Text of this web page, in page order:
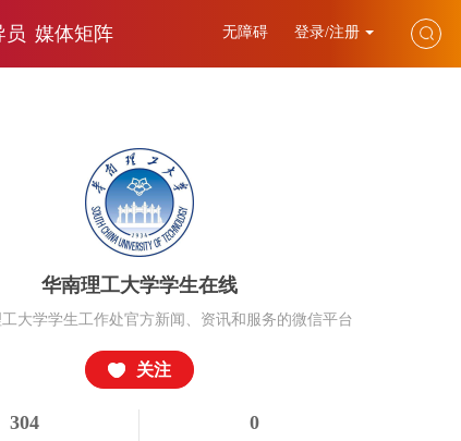
员 媒体矩阵 无障碍 登录/注册
华南理工大学学生在线
大学学生工作处官方新闻、资讯和服务的微信平台
关注
304 0